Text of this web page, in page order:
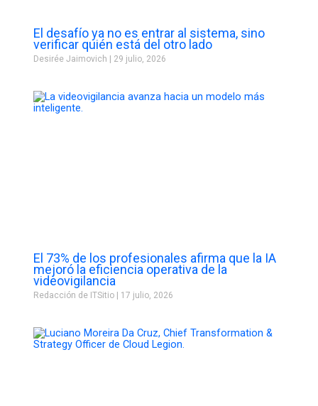
El desafío ya no es entrar al sistema, sino
verificar quién está del otro lado
Desirée Jaimovich 29 julio, 2026
El 73% de los profesionales afirma que la IA
mejoró la eficiencia operativa de la
videovigilancia
Redacción de ITSitio 17 julio, 2026